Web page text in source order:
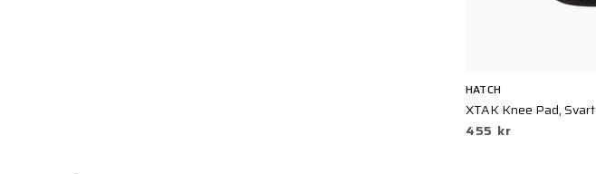
HATCH
XTAK Knee Pad, Svart
455 kr